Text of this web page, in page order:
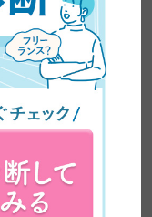
ナーに乗り込み
法を大公開！紹